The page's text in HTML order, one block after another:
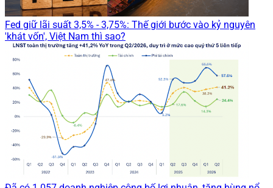
Fed giữ lãi suất 3,5% - 3,75%: Thế giới bước vào kỷ nguyên
'khát vốn', Việt Nam thì sao?